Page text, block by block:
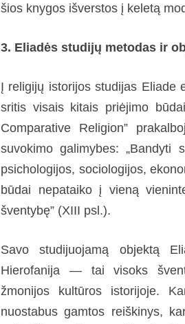
šios knygos išverstos į keletą
3. Eliadės studijų metodas ir
Į religijų istorijos studijas Eliade
sritis visais kitais priėjimo
Comparative Religion”
suvokimo galimybes: „Bandyti
psichologijos, sociologijos,
būdai nepataiko į vieną
šventybę” (XIII psl.).
Savo studijuojamą objektą
Hierofanija — tai visoks
žmonijos kultūros istorijoje.
nuostabus gamtos reiškinys,